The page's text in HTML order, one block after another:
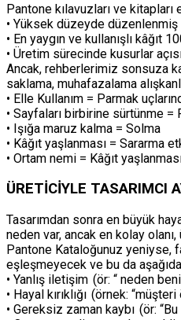
Pantone kılavuzları ve
• Yüksek düzeyde düzenlenmiş
• En yaygın ve kullanışlı kâğıt
• Üretim sürecinde kusurlar
Ancak, rehberlerimiz sonsuza
saklama, muhafazalama
• Elle Kullanım = Parmak
• Sayfaları birbirine sürtünme
• Işığa maruz kalma = Solma
• Kâğıt yaşlanması = Sararma
• Ortam nemi = Kâğıt
ÜRETİCİYLE TASARIMCI
Tasarımdan sonra en büyük
neden var, ancak en kolay
Pantone Kataloğunuz yeniyse,
eşleşmeyecek ve bu da
• Yanlış iletişim (ör: “ neden
• Hayal kırıklığı (örnek:
• Gereksiz zaman kaybı (ör: